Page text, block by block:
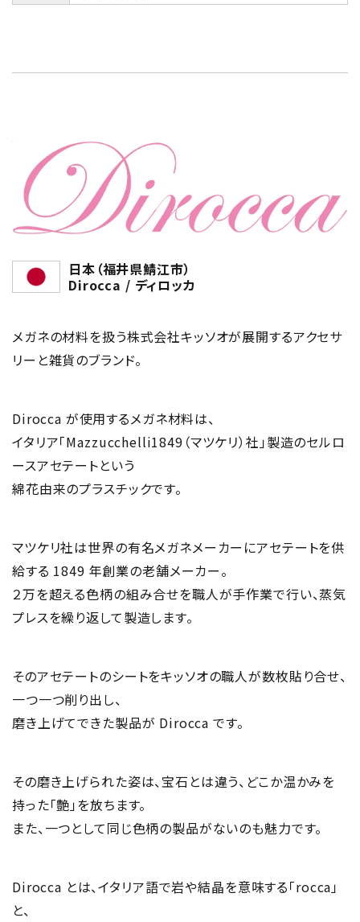
日本（福井県鯖江市）
Dirocca / ディロッカ
メガネの材料を扱う株式会社キッソオが展開するアクセサ
リーと雑貨のブランド。
Dirocca が使用するメガネ材料は、
イタリア｢Mazzucchelli1849（マツケリ）社｣製造のセルロ
ースアセテートという
綿花由来のプラスチックです。
マツケリ社は世界の有名メガネメーカーにアセテートを供
給する 1849 年創業の老舗メーカー。
２万を超える色柄の組み合せを職人が手作業で行い、蒸気
プレスを繰り返して製造します。
そのアセテートのシートをキッソオの職人が数枚貼り合せ、
一つ一つ削り出し、
磨き上げてできた製品が Dirocca です。
その磨き上げられた姿は、宝石とは違う、どこか温かみを
持った「艶」を放ちます。
また、一つとして同じ色柄の製品がないのも魅力です。
Dirocca とは、イタリア語で岩や結晶を意味する「rocca」
と、